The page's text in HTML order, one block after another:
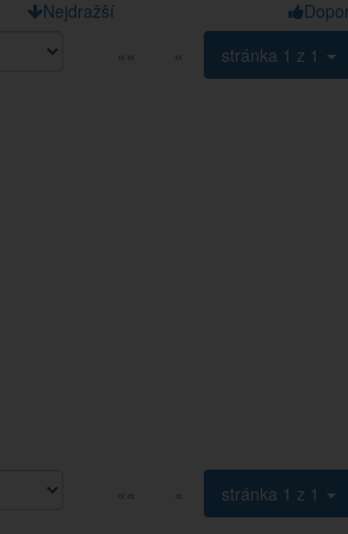
Nejdražší
««
« stránka 1 z 1
««
« stránka 1 z 1